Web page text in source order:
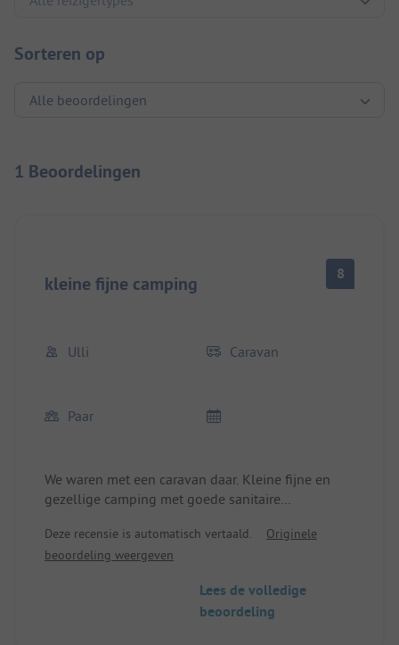
Sorteren op
1 Beoordelingen
kleine fijne camping 8
Ulli Caravan
Paar
We waren met een caravan daar. Kleine fijne en
gezellige camping met goede sanitaire
naar de zee. We moesten eerder weg, dat was geen
probleem. Verder is al het andere gezegd.
Deze recensie is automatisch vertaald.
Originele
beoordeling weergeven
Lees de volledige
beoordeling